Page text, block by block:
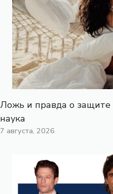
Ложь и правда о защите
наука
7 августа, 2026